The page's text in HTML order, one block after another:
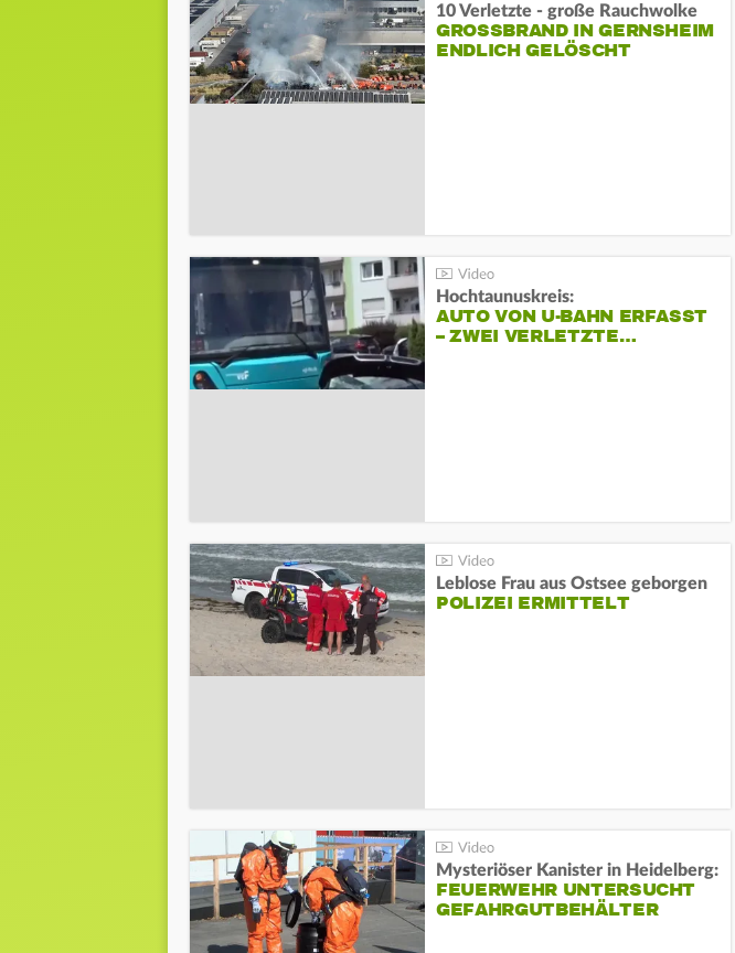
10 Verletzte - große Rauchwolke
GROSSBRAND IN GERNSHEIM E
NDLICH GELÖSCHT
Hochtaunuskreis:
AUTO VON U-BAHN ERFASST
– ZWEI VERLETZTE…
Leblose Frau aus Ostsee geborgen
POLIZEI ERMITTELT
Mysteriöser Kanister in Heidelberg:
FEUERWEHR UNTERSUCHT
GEFAHRGUTBEHÄLTER